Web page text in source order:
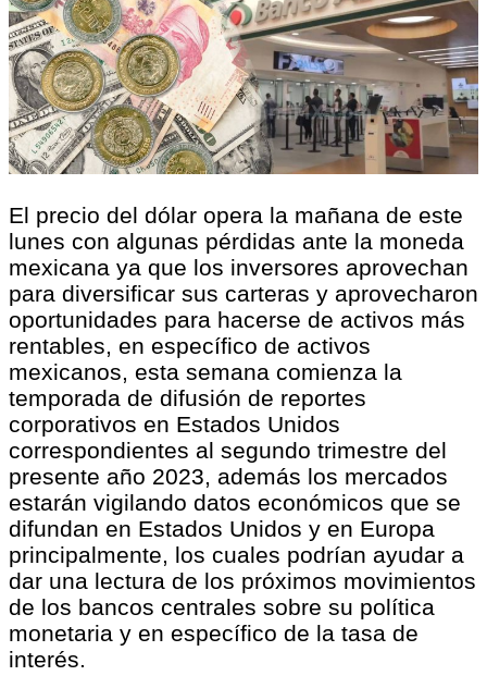
El precio del dólar opera la mañana de este
lunes con algunas pérdidas ante la moneda
mexicana ya que los inversores aprovechan
para diversificar sus carteras y aprovecharon
oportunidades para hacerse de activos más
rentables, en específico de activos
mexicanos, esta semana comienza la
temporada de difusión de reportes
corporativos en Estados Unidos
correspondientes al segundo trimestre del
presente año 2023, además los mercados
estarán vigilando datos económicos que se
difundan en Estados Unidos y en Europa
principalmente, los cuales podrían ayudar a
dar una lectura de los próximos movimientos
de los bancos centrales sobre su política
monetaria y en específico de la tasa de
interés.